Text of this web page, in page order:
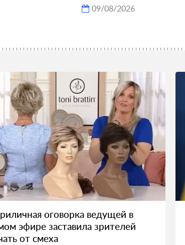
09/08/2026
оговорка ведущей в
эфире заставила зрителей
от смеха